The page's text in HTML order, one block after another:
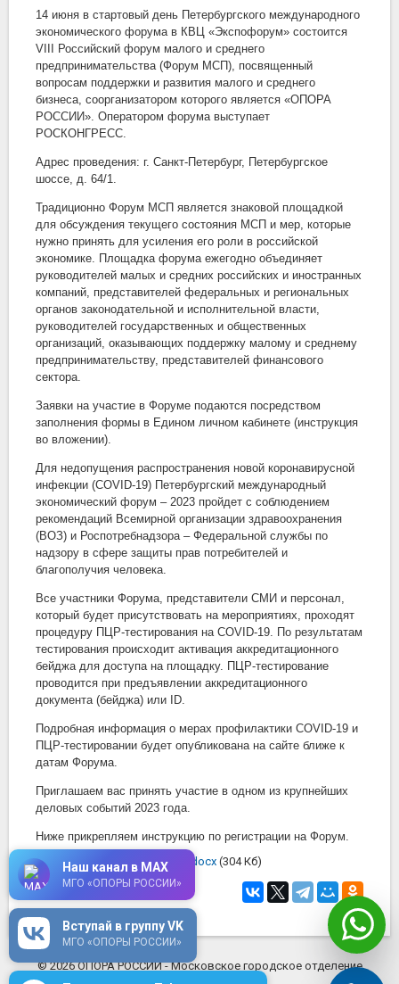
14 июня в стартовый день Петербургского международного
экономического форума в КВЦ «Экспофорум» состоится
VIII Российский форум малого и среднего
предпринимательства (Форум МСП), посвященный
вопросам поддержки и развития малого и среднего
бизнеса, соорганизатором которого является «ОПОРА
РОССИИ». Оператором форума выступает
РОСКОНГРЕСС.
Адрес проведения: г. Санкт-Петербург, Петербургское
шоссе, д. 64/1.
Традиционно Форум МСП является знаковой площадкой
для обсуждения текущего состояния МСП и мер, которые
нужно принять для усиления его роли в российской
экономике. Площадка форума ежегодно объединяет
руководителей малых и средних российских и иностранных
компаний, представителей федеральных и региональных
органов законодательной и исполнительной власти,
руководителей государственных и общественных
организаций, оказывающих поддержку малому и среднему
предпринимательству, представителей финансового
сектора.
Заявки на участие в Форуме подаются посредством
заполнения формы в Едином личном кабинете (инструкция
во вложении).
Для недопущения распространения новой коронавирусной
инфекции (COVID-19) Петербургский международный
экономический форум – 2023 пройдет с соблюдением
рекомендаций Всемирной организации здравоохранения
(ВОЗ) и Роспотребнадзора – Федеральной службы по
надзору в сфере защиты прав потребителей и
благополучия человека.
Все участники Форума, представители СМИ и персонал,
который будет присутствовать на мероприятиях, проходят
процедуру ПЦР-тестирования на COVID-19. По результатам
тестирования происходит активация аккредитационного
бейджа для доступа на площадку. ПЦР-тестирование
проводится при предъявлении аккредитационного
документа (бейджа) или ID.
Подробная информация о мерах профилактики COVID-19 и
ПЦР-тестировании будет опубликована на сайте ближе к
датам Форума.
Приглашаем вас принять участие в одном из крупнейших
деловых событий 2023 года.
Ниже прикрепляем инструкцию по регистрации на Форум.
Скачать instrukciya-forum.docx (304 Кб)
5 апреля 2023в 16:10
© 2026 ОПОРА РОССИИ - Московское городское отделение
Вступай в группу VK
МГО «ОПОРЫ РОССИИ»
Наш канал в MAX
МГО «ОПОРЫ РОССИИ»